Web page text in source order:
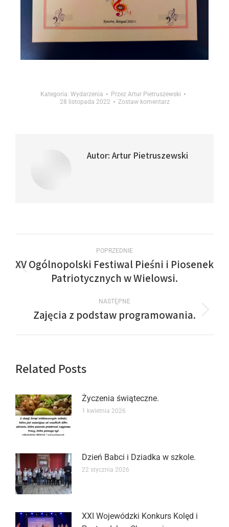
Kategoria: Wydarzenia Przez Artur Pietruszewski
28 listopada 2022
Zostaw komentarz
Autor: Artur Pietruszewski
POPRZEDNIE
XV Ogólnopolski Festiwal Pieśni i Piosenek
Patriotycznych w Wielowsi.
NASTĘPNE
Zajęcia z podstaw programowania.
Related Posts
Życzenia świąteczne.
1 kwietnia 2026
Dzień Babci i Dziadka w szkole.
22 stycznia 2026
XXI Wojewódzki Konkurs Kolęd i